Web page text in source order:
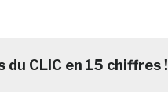
du CLIC en 15 chiffres !